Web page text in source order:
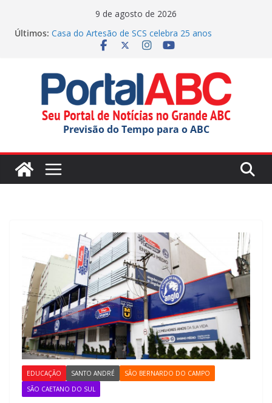
9 de agosto de 2026
Últimos: Casa do Artesão de SCS celebra 25 anos
Demônios da Garoa celebra 80 anos no Festival do
Dorival chega a 10 jogos sem vitória no Brasileirão,
somando passagens por Corinthians e São Paulo
Faculdade Municipal de SBC inicia novo ciclo com
Aula Magna
Justiça manda Mauá explicar edital para OS na
educação
Previsão do Tempo para o ABC
EDUCAÇÃO SANTO ANDRÉ
SÃO BERNARDO DO CAMPO
SÃO CAETANO DO SUL